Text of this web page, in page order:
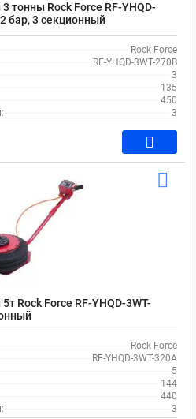
тонны Rock Force RF-YHQD-
бар, 3 секционный
Rock Force
RF-YHQD-3WT-270B
3
135
450
3
Rock Force RF-YHQD-3WT-
Rock Force
RF-YHQD-3WT-320A
5
144
440
3